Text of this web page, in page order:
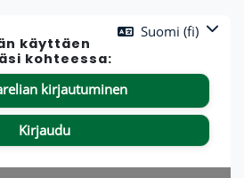
Suomi ‎(fi)‎
tilin
käyttäen
kohteessa:
kirjautuminen
Kirjaudu